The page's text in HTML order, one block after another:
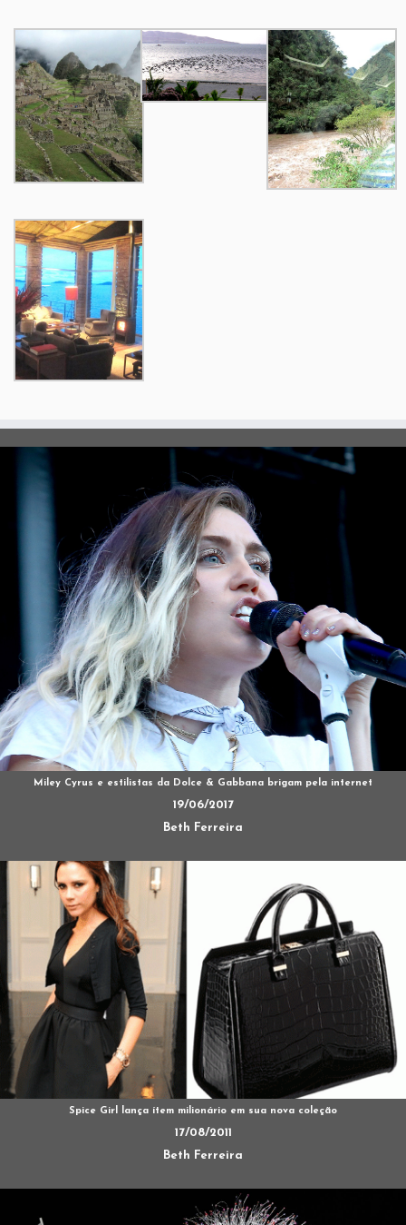
Miley Cyrus e estilistas da Dolce & Gabbana brigam pela internet
19/06/2017
Beth Ferreira
Spice Girl lança ítem milionário em sua nova coleção
17/08/2011
Beth Ferreira